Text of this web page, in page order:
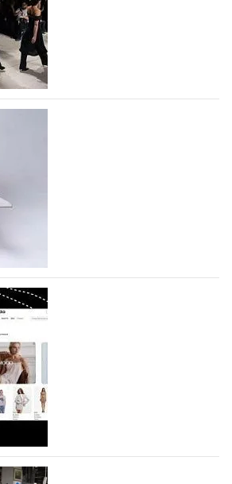
неделе моды
Московской неделе моды,
российской столице с 26 сентября
1047 заявок. Примерно
прислали дизайнеры,
не были представлены в…
свои новинки на Euro
Guangzhou Lihuang Footwear
в 2011 году и расположенная в
моды Китая, является
обувной компанией,
производство и…
- новый раздел и